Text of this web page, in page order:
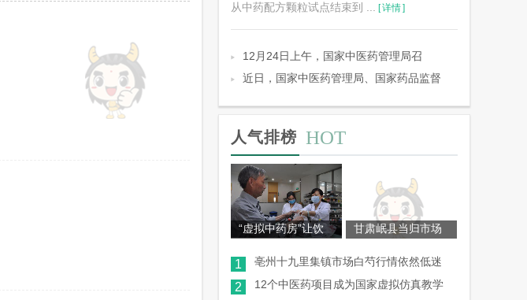
从中药配方颗粒试点结束到 ...
[详情]
12月24日上午，国家中医药管理局召
近日，国家中医药管理局、国家药品监督
人气排榜 HOT
“虚拟中药房”让饮 甘肃岷县当归市场
1 亳州十九里集镇市场白芍行情依然低迷
2 12个中医药项目成为国家虚拟仿真教学